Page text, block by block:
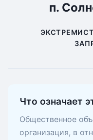
п.
Что означает
Общественное
организация, в